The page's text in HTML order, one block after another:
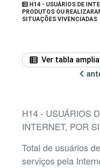
H14 - USUÁRIOS DE
PRODUTOS OU
SITUAÇÕES VIVENCIADAS
Ver tabla
H14 - USUÁRIOS
INTERNET, POR
Total de usuários
serviços pela